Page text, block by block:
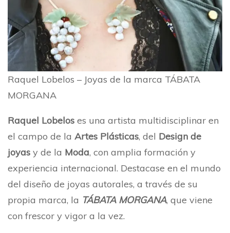
Raquel Lobelos – Joyas de la marca TÁBATA
MORGANA
Raquel Lobelos es una artista multidisciplinar en
el campo de la Artes Plásticas, del Design de
joyas y de la Moda, con amplia formación y
experiencia internacional. Destacase en el mundo
del diseño de joyas autorales, a través de su
propia marca, la TÁBATA MORGANA, que viene
con frescor y vigor a la vez.